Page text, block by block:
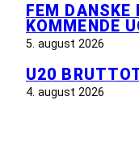
FEM DANSKE
KOMMENDE
5. august 2026
U20
4. august 2026